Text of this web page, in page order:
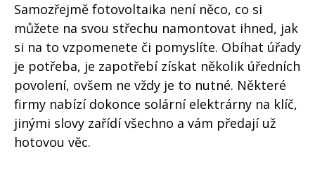
Samozřejmě fotovoltaika není něco, co si
můžete na svou střechu namontovat ihned, jak
si na to vzpomenete či pomyslíte. Obíhat úřady
je potřeba, je zapotřebí získat několik úředních
povolení, ovšem ne vždy je to nutné. Některé
firmy nabízí dokonce solární elektrárny na klíč,
jinými slovy zařídí všechno a vám předají už
hotovou věc.